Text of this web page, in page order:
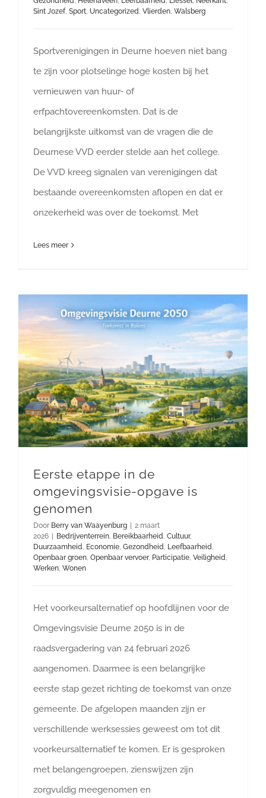
Sint Jozef, Sport, Uncategorized, Vlierden, Walsberg
Sportverenigingen in Deurne hoeven niet bang
te zijn voor plotselinge hoge kosten bij het
vernieuwen van huur- of
erfpachtovereenkomsten. Dat is de
belangrijkste uitkomst van de vragen die de
Deurnese VVD eerder stelde aan het college.
De VVD kreeg signalen van verenigingen dat
bestaande overeenkomsten aflopen en dat er
onzekerheid was over de toekomst. Met
Lees meer
Eerste etappe in de
omgevingsvisie-opgave is
genomen
Door Berry van Waayenburg
2 maart
2026
Bedrijventerrein, Bereikbaarheid, Cultuur,
Duurzaamheid, Economie, Gezondheid, Leefbaarheid,
Openbaar groen, Openbaar vervoer, Participatie, Veiligheid,
Werken, Wonen
Het voorkeursalternatief op hoofdlijnen voor de
Omgevingsvisie Deurne 2050 is in de
raadsvergadering van 24 februari 2026
aangenomen. Daarmee is een belangrijke
eerste stap gezet richting de toekomst van onze
gemeente. De afgelopen maanden zijn er
verschillende werksessies geweest om tot dit
voorkeursalternatief te komen. Er is gesproken
met belangengroepen, zienswijzen zijn
zorgvuldig meegenomen en